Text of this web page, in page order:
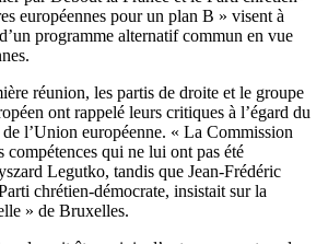
européennes pour un plan B » visent à
programme alternatif commun en vue
réunion, les partis de droite et le groupe
ont rappelé leurs critiques à l’égard du
l’Union européenne. « La Commission
compétences qui ne lui ont pas été
Legutko, tandis que Jean-Frédéric
chrétien-démocrate, insistait sur la
» de Bruxelles.